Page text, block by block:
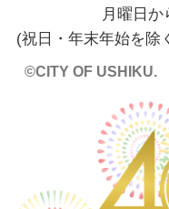
月曜日か
(祝日・年末年始を除
©CITY OF USHIKU.